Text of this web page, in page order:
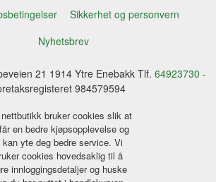
Sikkerhet og personvern
Nyhetsbrev
21 1914 Ytre Enebakk Tlf. 64923730 -
984579594
bruker cookies slik at
en bedre kjøpsopplevelse og
kan yte deg bedre service. Vi
cookies hovedsaklig til å
innloggingsdetaljer og huske